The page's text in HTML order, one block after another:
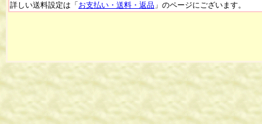
詳しい送料設定は「 お支払い・送料・返品 」のページにございます。